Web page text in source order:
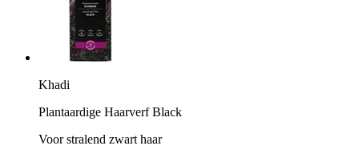
Khadi
Plantaardige Haarverf Black
Voor stralend zwart haar